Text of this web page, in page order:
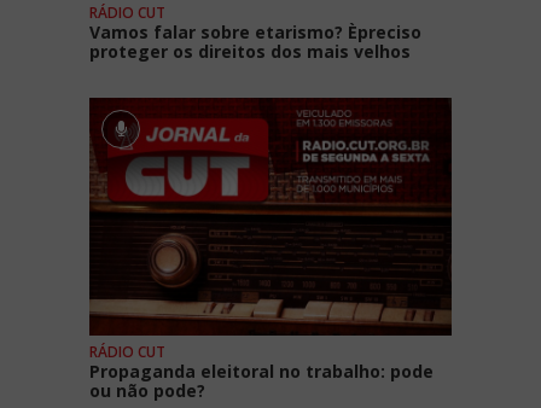
RÁDIO CUT
Vamos falar sobre etarismo? Èpreciso
proteger os direitos dos mais velhos
RÁDIO CUT
Propaganda eleitoral no trabalho: pode
ou não pode?